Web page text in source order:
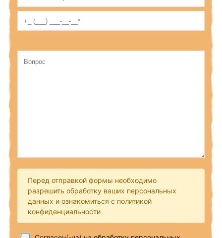
Перед отправкой формы необходимо
разрешить обработку ваших персональных
данных и ознакомиться с политикой
конфиденциальности